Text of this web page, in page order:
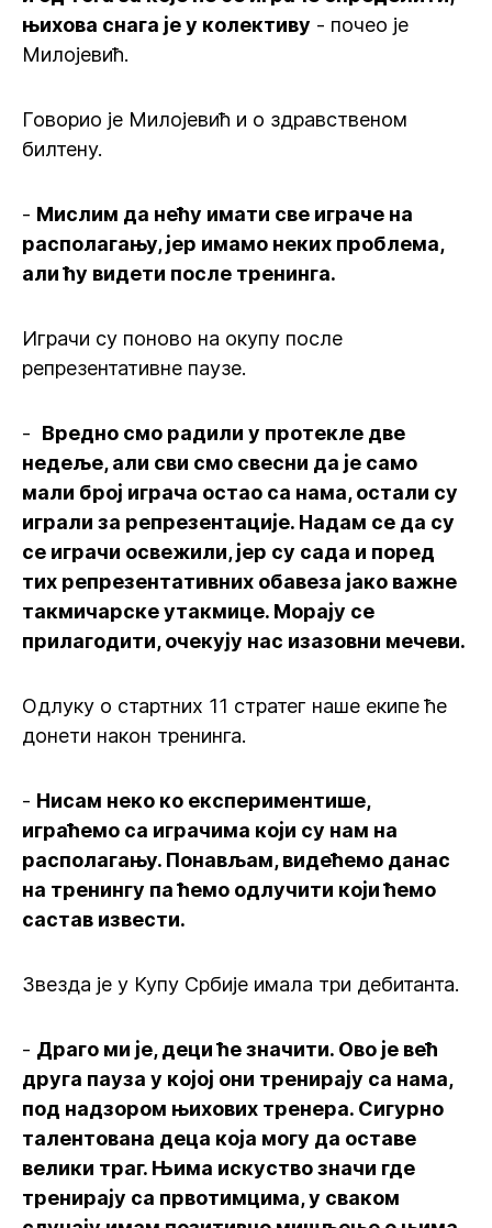
њихова снага је у колективу - почео је
Милојевић.
Говорио је Милојевић и о здравственом
билтену.
- Мислим да нећу имати све играче на
располагању, јер имамо неких проблема,
али ћу видети после тренинга.
Играчи су поново на окупу после
репрезентативне паузе.
- Вредно смо радили у протекле две
недеље, али сви смо свесни да је само
мали број играча остао са нама, остали су
играли за репрезентације. Надам се да су
се играчи освежили, јер су сада и поред
тих репрезентативних обавеза јако важне
такмичарске утакмице. Морају се
прилагодити, очекују нас изазовни мечеви.
Одлуку о стартних 11 стратег наше екипе ће
донети након тренинга.
- Нисам неко ко експериментише,
играћемо са играчима који су нам на
располагању. Понављам, видећемо данас
на тренингу па ћемо одлучити који ћемо
састав извести.
Звезда је у Купу Србије имала три дебитанта.
- Драго ми је, деци ће значити. Ово је већ
друга пауза у којој они тренирају са нама,
под надзором њихових тренера. Сигурно
талентована деца која могу да оставе
велики траг. Њима искуство значи где
тренирају са првотимцима, у сваком